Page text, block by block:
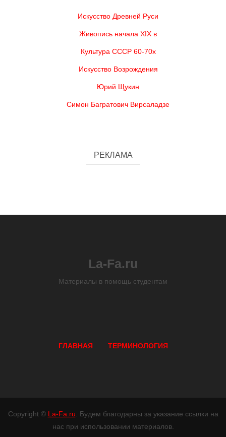
Искусство Древней Руси
Живопись начала XIX в
Культура СССР 60-70х
Искусство Возрождения
Юрий Щукин
Симон Багратович Вирсаладзе
РЕКЛАМА
La-Fa.ru
Материалы в помощь студентам
ГЛАВНАЯ ТЕРМИНОЛОГИЯ
Copyright © La-Fa.ru . Будем благодарны за указание ссылки на
нас при использовании материалов.